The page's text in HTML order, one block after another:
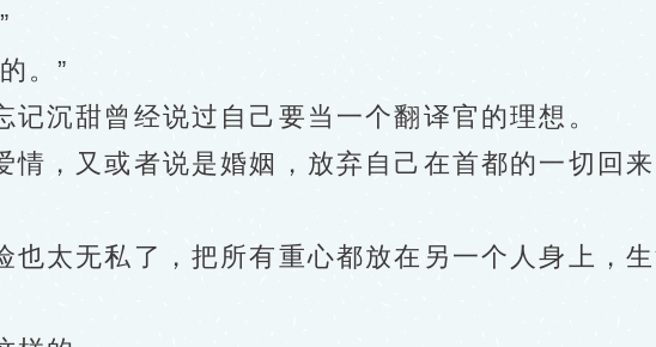
。”
沉甜曾经说过自己要当一个翻译官的理想。
又或者说是婚姻，放弃自己在首都的一切回来
太无私了，把所有重心都放在另一个人身上，生